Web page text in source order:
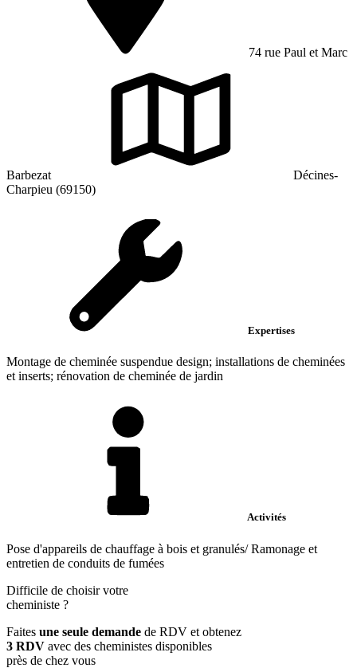
74 rue Paul et Marc
Barbezat
Décines-
Charpieu (69150)
Expertises
Montage de cheminée suspendue design; installations de cheminées
et inserts; rénovation de cheminée de jardin
Activités
Pose d'appareils de chauffage à bois et granulés/ Ramonage et
entretien de conduits de fumées
Difficile de choisir votre
cheministe ?
Faites une seule demande de RDV et obtenez
3 RDV avec des cheministes disponibles
près de chez vous